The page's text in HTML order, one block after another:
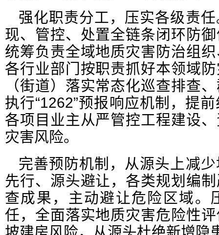
强化职责分工，压实各级责
现、管控、处置全链条闭环防
统筹负责全域地质灾害防治组
各行业部门按职责抓好本领域
（街道）落实常态化巡查排查
执行“1262”预报响应机制，提
各项目业主从严管控工程建设
灾害风险。
完善预防机制，从源头上减
先行、源头避让，各类规划编
查成果，主动避让危险区域。
任，全面落实地质灾害危险性
坡建房风险，从源头杜绝新增隐